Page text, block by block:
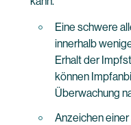
Eine schwere
innerhalb
Erhalt der
können
Überwachung
Anzeichen